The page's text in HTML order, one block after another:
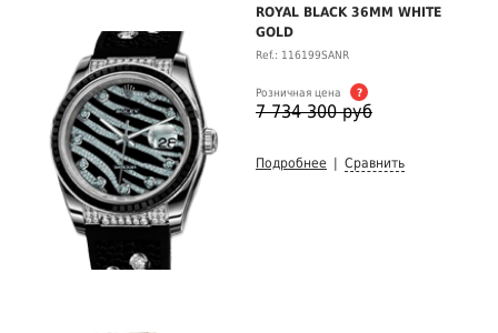
ROYAL BLACK 36MM WHITE
GOLD
Ref.: 116199SANR
Розничная цена ?
7 734 300 руб
Подробнее Сравнить